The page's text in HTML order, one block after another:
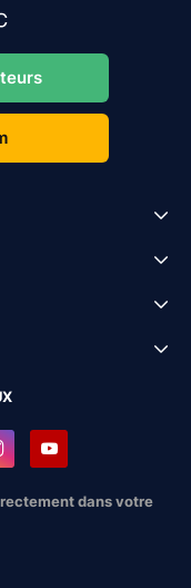
dans votre